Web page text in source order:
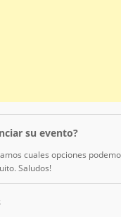
su evento?
cuales opciones
Saludos!